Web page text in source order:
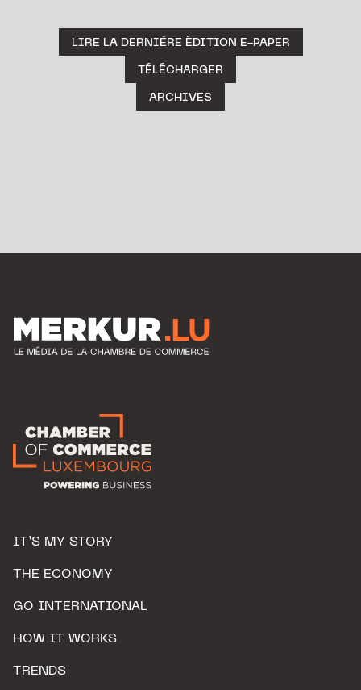
LIRE LA DERNIÈRE ÉDITION E-PAPER
TÉLÉCHARGER
ARCHIVES
IT’S MY STORY
THE ECONOMY
GO INTERNATIONAL
HOW IT WORKS
TRENDS